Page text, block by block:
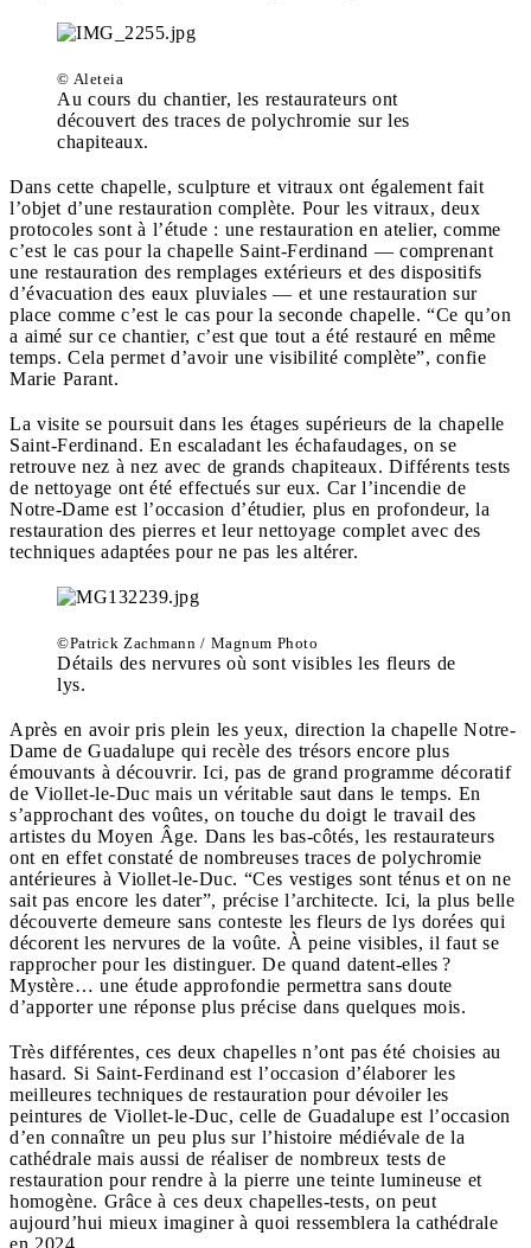
© Aleteia
Au cours du chantier, les restaurateurs ont
découvert des traces de polychromie sur les
chapiteaux.
Dans cette chapelle, sculpture et vitraux ont également fait
l’objet d’une restauration complète. Pour les vitraux, deux
protocoles sont à l’étude : une restauration en atelier, comme
c’est le cas pour la chapelle Saint-Ferdinand — comprenant
une restauration des remplages extérieurs et des dispositifs
d’évacuation des eaux pluviales — et une restauration sur
place comme c’est le cas pour la seconde chapelle. “Ce qu’on
a aimé sur ce chantier, c’est que tout a été restauré en même
temps. Cela permet d’avoir une visibilité complète”, confie
Marie Parant.
La visite se poursuit dans les étages supérieurs de la chapelle
Saint-Ferdinand. En escaladant les échafaudages, on se
retrouve nez à nez avec de grands chapiteaux. Différents tests
de nettoyage ont été effectués sur eux. Car l’incendie de
Notre-Dame est l’occasion d’étudier, plus en profondeur, la
restauration des pierres et leur nettoyage complet avec des
techniques adaptées pour ne pas les altérer.
©Patrick Zachmann / Magnum Photo
Détails des nervures où sont visibles les fleurs de
lys.
Après en avoir pris plein les yeux, direction la chapelle Notre-
Dame de Guadalupe qui recèle des trésors encore plus
émouvants à découvrir. Ici, pas de grand programme décoratif
de Viollet-le-Duc mais un véritable saut dans le temps. En
s’approchant des voûtes, on touche du doigt le travail des
artistes du Moyen Âge. Dans les bas-côtés, les restaurateurs
ont en effet constaté de nombreuses traces de polychromie
antérieures à Viollet-le-Duc. “Ces vestiges sont ténus et on ne
sait pas encore les dater”, précise l’architecte. Ici, la plus belle
découverte demeure sans conteste les fleurs de lys dorées qui
décorent les nervures de la voûte. À peine visibles, il faut se
rapprocher pour les distinguer. De quand datent-elles ?
Mystère… une étude approfondie permettra sans doute
d’apporter une réponse plus précise dans quelques mois.
Très différentes, ces deux chapelles n’ont pas été choisies au
hasard. Si Saint-Ferdinand est l’occasion d’élaborer les
meilleures techniques de restauration pour dévoiler les
peintures de Viollet-le-Duc, celle de Guadalupe est l’occasion
d’en connaître un peu plus sur l’histoire médiévale de la
cathédrale mais aussi de réaliser de nombreux tests de
restauration pour rendre à la pierre une teinte lumineuse et
homogène. Grâce à ces deux chapelles-tests, on peut
aujourd’hui mieux imaginer à quoi ressemblera la cathédrale